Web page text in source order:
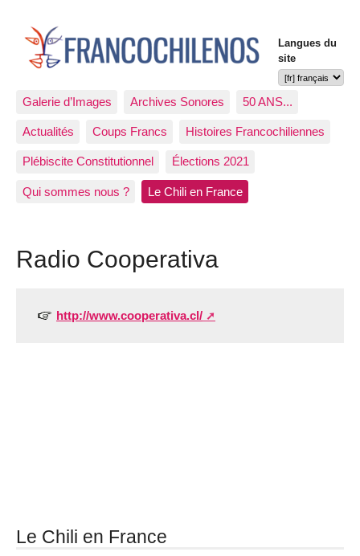
Langues du
site
Galerie d’Images Archives Sonores 50 ANS...
Actualités Coups Francs Histoires Francochiliennes
Plébiscite Constitutionnel Élections 2021
Qui sommes nous ? Le Chili en France
Radio Cooperativa
http://www.cooperativa.cl/
Le Chili en France